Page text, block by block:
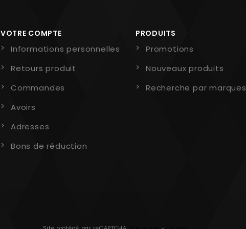
VOTRE COMPTE
Informations personnelles
Retours produit
Commandes
Avoirs
Adresses
Bons de réduction
PRODUITS
Promotions
Nouveaux produits
Recherche par marques